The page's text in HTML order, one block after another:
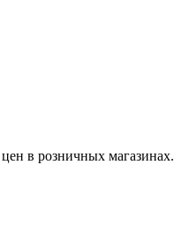
в розничных магазинах.